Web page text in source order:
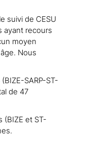
suivi de CESU
ayant recours
moyen
Nous
SARP-ST-
de 47
et ST-